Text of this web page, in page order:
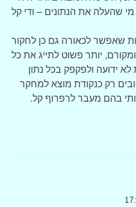
שהעלה את הנתונים – ודי קל
שאפשר לכאורה גם כן לחקור
יותר פשוט לתייג את כל
ידועה ולפקפק בכל נתון
רק כנקודת מוצא למחקר
בהם מעבר לרפרוף קל.